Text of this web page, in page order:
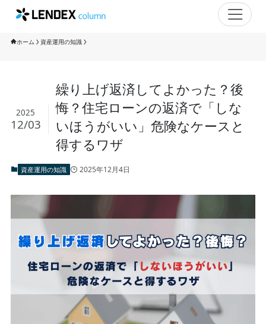
ホーム 資産運用の知識
繰り上げ返済してよかった？後
悔？住宅ローンの返済で「しな
いほうがいい」危険なケースと
得するワザ
2025
12/03
資産運用の知識 2025年12月4日